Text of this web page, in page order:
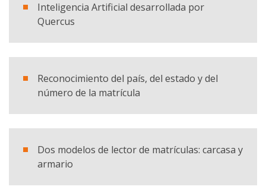
Empresa
Teléfono
Inteligencia Artificial desarrollada por
Quercus
Reconocimiento del país, del estado y del
número de la matrícula
Dos modelos de lector de matrículas: carcasa y
armario